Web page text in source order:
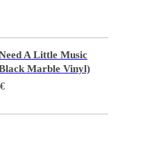
A Little Music
Marble Vinyl)
€